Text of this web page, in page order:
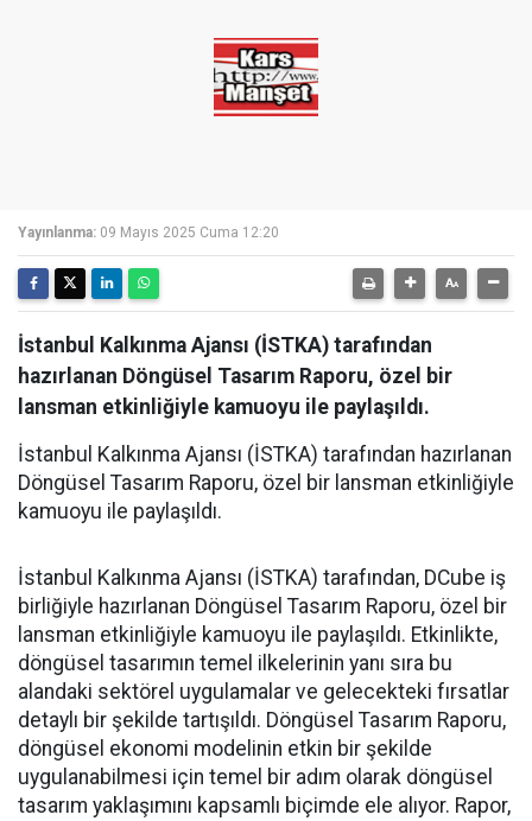
Yayınlanma: 09 Mayıs 2025 Cuma 12:20
İstanbul Kalkınma Ajansı (İSTKA) tarafından
hazırlanan Döngüsel Tasarım Raporu, özel bir
lansman etkinliğiyle kamuoyu ile paylaşıldı.
İstanbul Kalkınma Ajansı (İSTKA) tarafından hazırlanan
Döngüsel Tasarım Raporu, özel bir lansman etkinliğiyle
kamuoyu ile paylaşıldı.
İstanbul Kalkınma Ajansı (İSTKA) tarafından, DCube iş
birliğiyle hazırlanan Döngüsel Tasarım Raporu, özel bir
lansman etkinliğiyle kamuoyu ile paylaşıldı. Etkinlikte,
döngüsel tasarımın temel ilkelerinin yanı sıra bu
alandaki sektörel uygulamalar ve gelecekteki fırsatlar
detaylı bir şekilde tartışıldı. Döngüsel Tasarım Raporu,
döngüsel ekonomi modelinin etkin bir şekilde
uygulanabilmesi için temel bir adım olarak döngüsel
tasarım yaklaşımını kapsamlı biçimde ele alıyor. Rapor,